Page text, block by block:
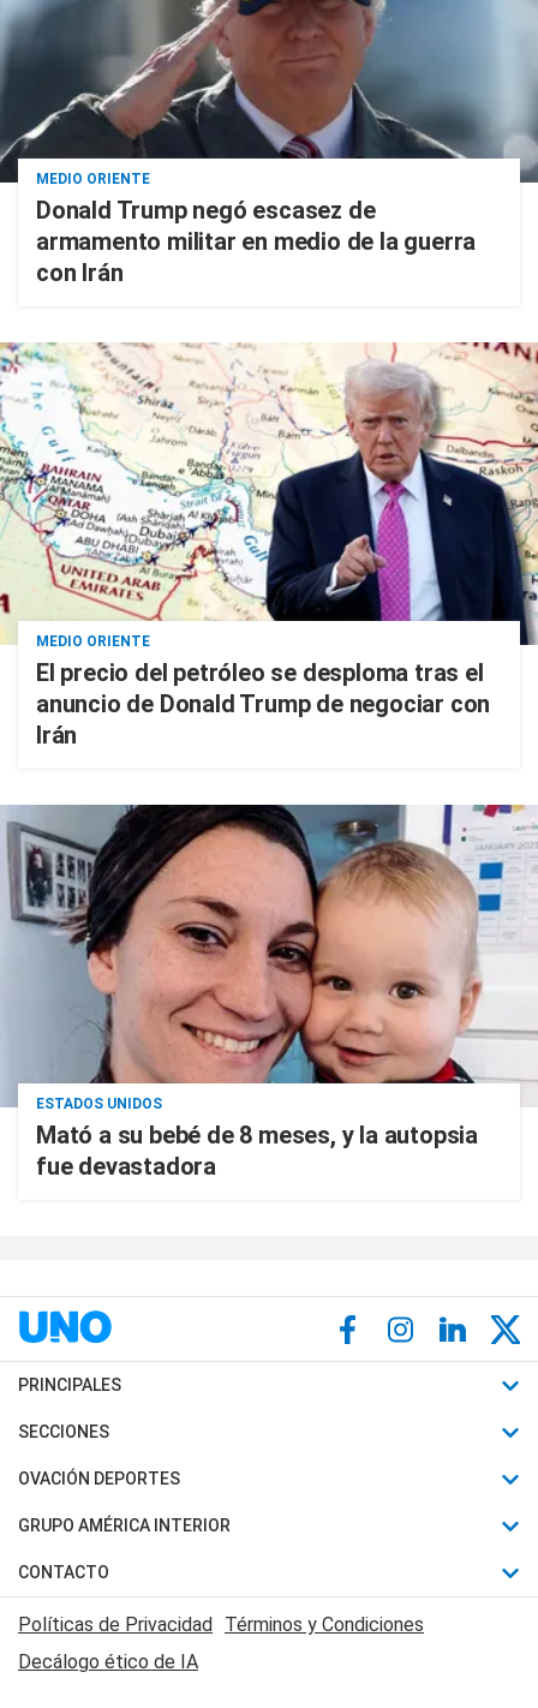
MEDIO ORIENTE
Donald Trump negó escasez de
armamento militar en medio de la guerra
con Irán
MEDIO ORIENTE
El precio del petróleo se desploma tras el
anuncio de Donald Trump de negociar con
Irán
ESTADOS UNIDOS
Mató a su bebé de 8 meses, y la autopsia
fue devastadora
PRINCIPALES
Últimas Noticias
Política
Judiciales
Economia
SECCIONES
Horóscopo
Motores
Trucos caseros
Series y Películas
Edictos y Solicitadas
OVACIÓN DEPORTES
Fútbol
Mundial
Automovilismo
Rugby
GRUPO AMÉRICA INTERIOR
Canal 7 en Vivo
CONTACTO
Acerca de Nosotros
Contactanos
Políticas de Privacidad Términos y Condiciones
Decálogo ético de IA